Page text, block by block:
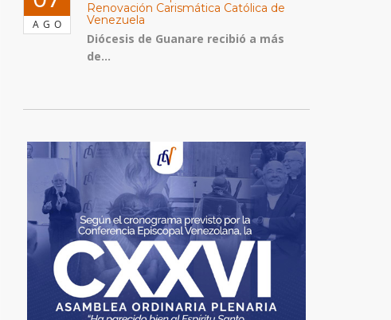
AGO
Renovación Carismática Católica de
Venezuela
Diócesis de Guanare recibió a más
de...